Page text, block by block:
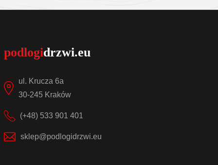
ul. Krucza 6a
30-245 Kraków
(+48) 533 901 401
sklep@podlogidrzwi.eu